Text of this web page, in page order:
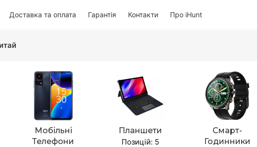
Доставка та оплата Гарантія Контакти Про iHunt
Мобільні
Телефони
Планшети
Позицій: 5
Смарт-
Годинники